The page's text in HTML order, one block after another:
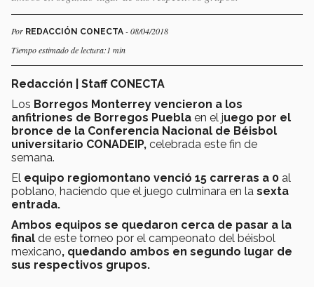
Por REDACCIÓN CONECTA - 08/04/2018
Tiempo estimado de lectura:1 min
Redacción | Staff CONECTA
Los Borregos Monterrey vencieron a los
anfitriones de Borregos Puebla en el juego por el
bronce de la Conferencia Nacional de Béisbol
universitario CONADEIP, celebrada este fin de
semana.
El equipo regiomontano venció 15 carreras a 0 al
poblano, haciendo que el juego culminara en la sexta
entrada.
Ambos equipos se quedaron cerca de pasar a la
final de este torneo por el campeonato del béisbol
mexicano, quedando ambos en segundo lugar de
sus respectivos grupos.